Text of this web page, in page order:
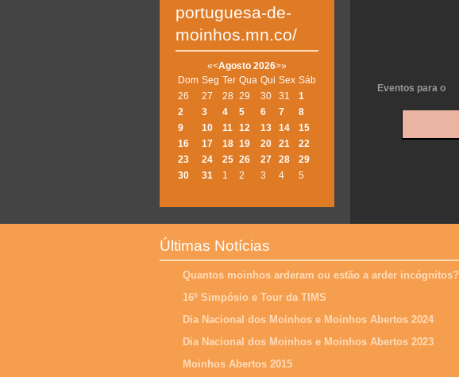
Eventos para o
portuguesa-de-
moinhos.mn.co/
«<Agosto 2026>»
Dom Seg Ter Qua Qui Sex Sáb
26
27 28 29 30 31
1
2
3 4 5 6 7
8
9
10 11 12 13 14
15
16
17 18 19 20 21
22
23
24 25 26 27 28
29
30
31 1 2 3 4 5
Últimas Notícias
Quantos moinhos arderam ou estão a arder incógnitos?
16º Simpósio e Tour da TIMS
Dia Nacional dos Moinhos e Moinhos Abertos 2024
Dia Nacional dos Moinhos e Moinhos Abertos 2023
Moinhos Abertos 2015